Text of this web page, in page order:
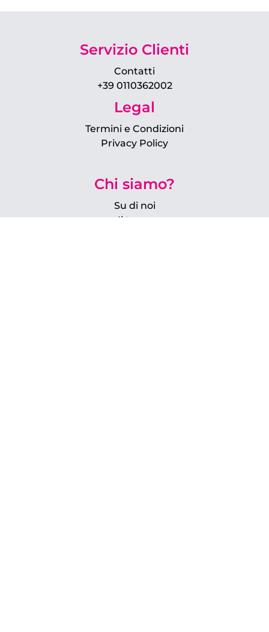
Servizio Clienti
Contatti
+39 0110362002
Legal
Termini e Condizioni
Privacy Policy
Chi siamo?
Su di noi
Il team